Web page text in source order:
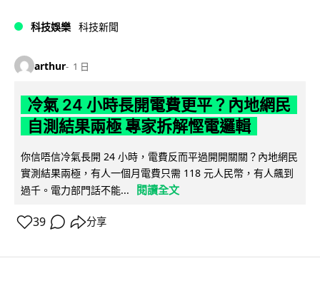
科技娛樂 科技新聞
arthur 1 日
冷氣 24 小時長開電費更平？內地網民
自測結果兩極 專家拆解慳電邏輯
你信唔信冷氣長開 24 小時，電費反而平過開開關關？內地網民
實測結果兩極，有人一個月電費只需 118 元人民幣，有人飆到
過千。電力部門話不能...
閱讀全文
39 分享